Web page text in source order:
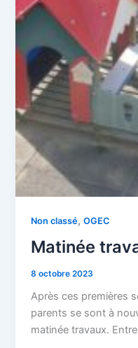
Non classé,OGEC
Matinée
8 octobre 2023
Après ces premières
parents se sont à
matinée travaux.